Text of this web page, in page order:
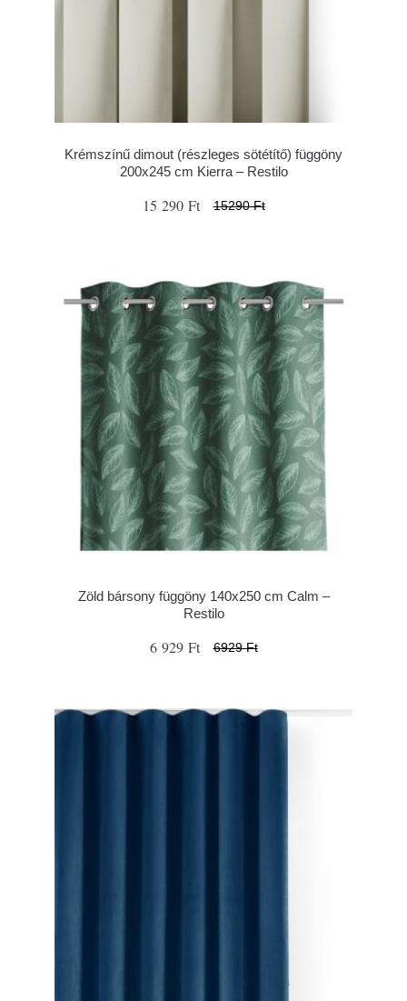
Krémszínű dimout (részleges sötétítő) függöny
200x245 cm Kierra – Restilo
15 290 Ft 15290 Ft
Zöld bársony függöny 140x250 cm Calm –
Restilo
6 929 Ft 6929 Ft